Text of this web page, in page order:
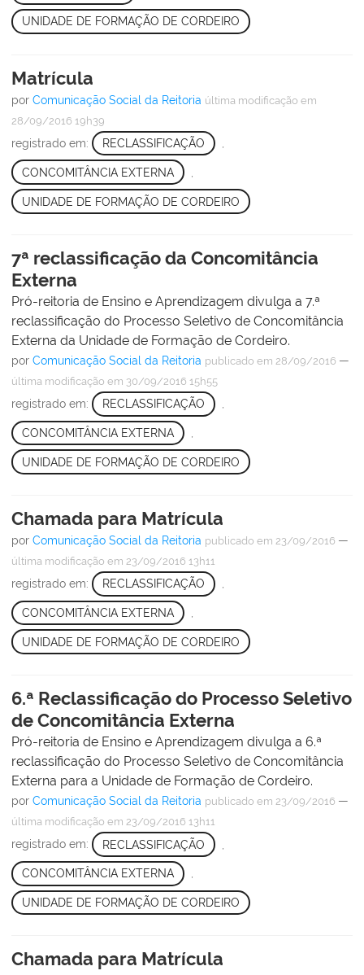
UNIDADE DE FORMAÇÃO DE CORDEIRO
Matrícula
por Comunicação Social da Reitoria última modificação em
28/09/2016 19h39
registrado em: RECLASSIFICAÇÃO
CONCOMITÂNCIA EXTERNA
UNIDADE DE FORMAÇÃO DE CORDEIRO
7ª reclassificação da Concomitância
Externa
Pró-reitoria de Ensino e Aprendizagem divulga a 7.ª
reclassificação do Processo Seletivo de Concomitância
Externa da Unidade de Formação de Cordeiro.
por Comunicação Social da Reitoria publicado em 28/09/2016 —
última modificação em 30/09/2016 15h55
registrado em: RECLASSIFICAÇÃO ,
CONCOMITÂNCIA EXTERNA
UNIDADE DE FORMAÇÃO DE CORDEIRO
Chamada para Matrícula
por Comunicação Social da Reitoria publicado em 23/09/2016 —
última modificação em 23/09/2016 13h11
registrado em: RECLASSIFICAÇÃO ,
CONCOMITÂNCIA EXTERNA
UNIDADE DE FORMAÇÃO DE CORDEIRO
6.ª Reclassificação do Processo Seletivo
de Concomitância Externa
Pró-reitoria de Ensino e Aprendizagem divulga a 6.ª
reclassificação do Processo Seletivo de Concomitância
Externa para a Unidade de Formação de Cordeiro.
por Comunicação Social da Reitoria publicado em 23/09/2016 —
última modificação em 23/09/2016 13h11
registrado em: RECLASSIFICAÇÃO
CONCOMITÂNCIA EXTERNA ,
UNIDADE DE FORMAÇÃO DE CORDEIRO
Chamada para Matrícula